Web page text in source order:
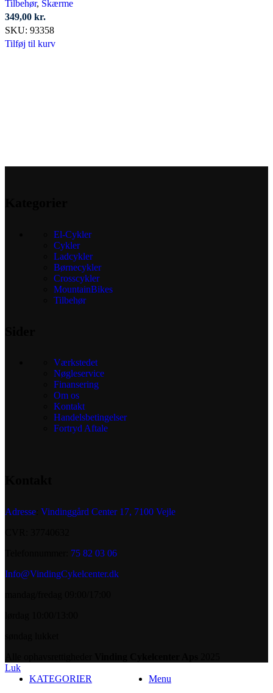
Tilbehør, Skærme
349,00 kr.
SKU: 93358
Tilføj til kurv
El-Cykler
Cykler
Ladcykler
Børnecykler
Crosscykler
MountainBikes
Tilbehør
Værkstedet
Nøgleservice
Finansering
Om os
Kontakt
Handelsbetingelser
Fortryd Aftale
Adresse Vindinggård Center 17, 7100 Vejle
75 82 03 06
Info@VindingCykelcenter.dk
Luk
Menu
KATEGORIER